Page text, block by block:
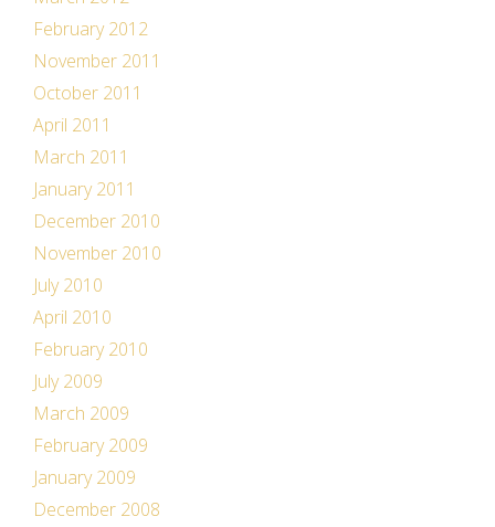
February 2012
November 2011
October 2011
April 2011
March 2011
January 2011
December 2010
November 2010
July 2010
April 2010
February 2010
July 2009
March 2009
February 2009
January 2009
December 2008